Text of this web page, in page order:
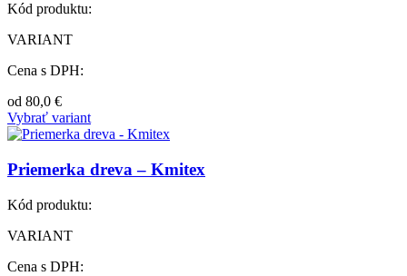
Kód produktu:
VARIANT
Cena s DPH:
od 80,0 €
Vybrať variant
Priemerka dreva – Kmitex
Kód produktu:
VARIANT
Cena s DPH: